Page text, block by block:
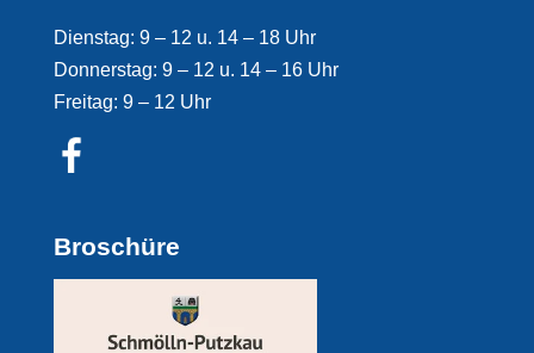
Dienstag: 9 – 12 u. 14 – 18 Uhr
Donnerstag: 9 – 12 u. 14 – 16 Uhr
Freitag: 9 – 12 Uhr
Broschüre